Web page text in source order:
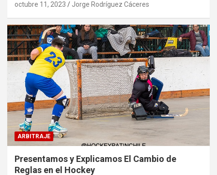
octubre 11, 2023 Jorge Rodríguez Cáceres
ARBITRAJE
Presentamos y Explicamos El Cambio de
Reglas en el Hockey